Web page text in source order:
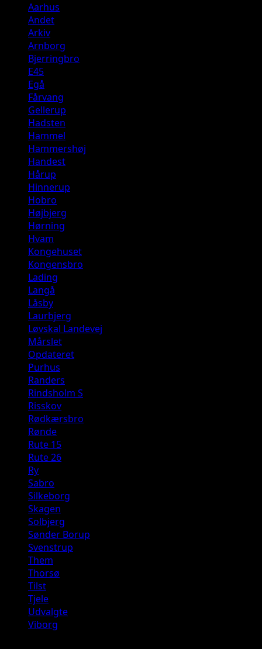
about
Bygningsbrand
Rækkehus.
Tværvej,
Aarhus
Andet
Arkiv
Arnborg
Bjerringbro
E45
Egå
Fårvang
Gellerup
Hadsten
Hammel
Hammershøj
Handest
Hårup
Hinnerup
Hobro
Højbjerg
Hørning
Hvam
Kongehuset
Kongensbro
Lading
Langå
Låsby
Laurbjerg
Løvskal Landevej
Mårslet
Opdateret
Purhus
Randers
Rindsholm S
Risskov
Rødkærsbro
Rønde
Rute 15
Rute 26
Ry
Sabro
Silkeborg
Skagen
Solbjerg
Sønder Borup
Svenstrup
Them
Thorsø
Tilst
Tjele
Udvalgte
Viborg